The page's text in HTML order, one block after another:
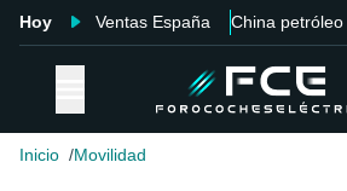
Hoy Ventas España China petróleo
Inicio Movilidad